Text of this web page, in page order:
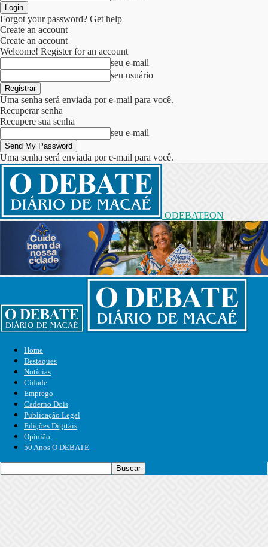
Forgot your password? Get help
Create an account
Create an account
Welcome! Register for an account
seu e-mail
seu usuário
Uma senha será enviada por e-mail para você.
Recuperar senha
Recupere sua senha
seu e-mail
Uma senha será enviada por e-mail para você.
ODEBATEON
Home
Destaques
Notícias
Cidade
Emprego
Caderno Dois
Publicação Legal
Edições Digitais
Opinião
50 Anos O DEBATE